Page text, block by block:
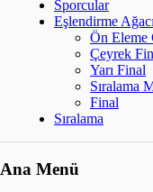
Sporcular
Eşlendirme Ağacı
Ön Eleme
Çeyrek
Yarı Final
Sıralama
Final
Sıralama
Ana Menü